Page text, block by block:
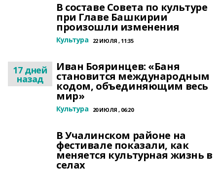
В составе Совета по культуре
при Главе Башкирии
произошли изменения
Культура 22 ИЮЛЯ , 11:35
17 дней
назад
Иван Бояринцев: «Баня
становится международным
кодом, объединяющим весь
мир»
Культура 20 ИЮЛЯ , 06:20
В Учалинском районе на
фестивале показали, как
меняется культурная жизнь в
селах